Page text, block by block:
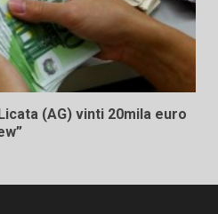
(AG) vinti 20mila euro